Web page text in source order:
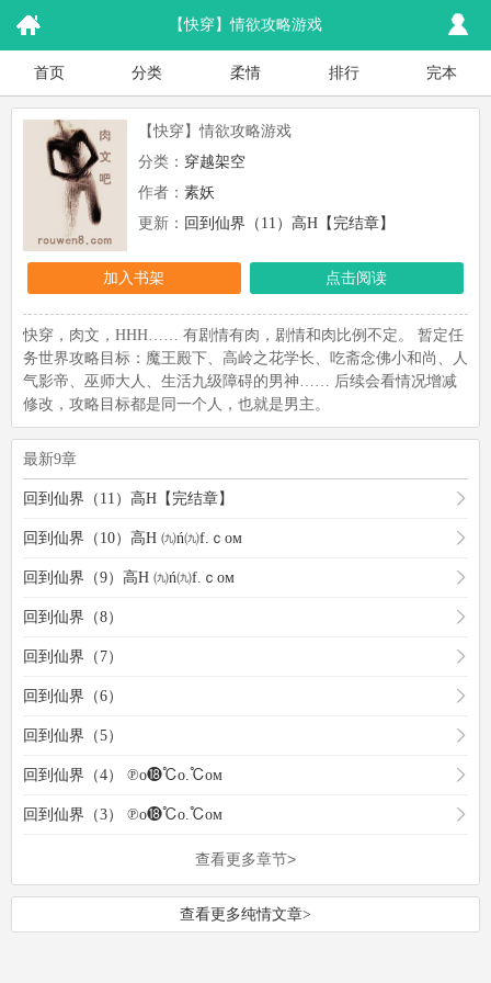
【快穿】情欲攻略游戏
首页 分类 柔情 排行 完本
【快穿】情欲攻略游戏
分类： 穿越架空
作者： 素妖
更新： 回到仙界（11）高H【完结章】
加入书架 点击阅读
快穿，肉文，HHH…… 有剧情有肉，剧情和肉比例不定。 暂定任
务世界攻略目标：魔王殿下、高岭之花学长、吃斋念佛小和尚、人
气影帝、巫师大人、生活九级障碍的男神…… 后续会看情况增减
修改，攻略目标都是同一个人，也就是男主。
最新9章
回到仙界（11）高H【完结章】
回到仙界（10）高H ㈨ń㈨f.ｃoм
回到仙界（9）高H ㈨ń㈨f.ｃoм
回到仙界（8）
回到仙界（7）
回到仙界（6）
回到仙界（5）
回到仙界（4） ℗ο⓲℃ο.℃οм
回到仙界（3） ℗ο⓲℃ο.℃οм
查看更多章节>
查看更多纯情文章>